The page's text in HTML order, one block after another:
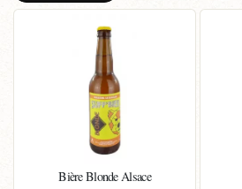
Bière Blonde Alsace